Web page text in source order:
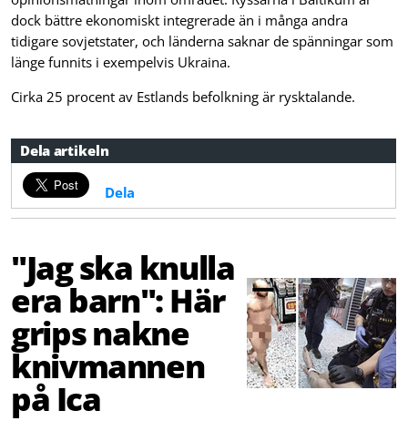
Dela artikeln
Dela
dock bättre ekonomiskt integrerade än i många andra
tidigare sovjetstater, och länderna saknar de spänningar som
länge funnits i exempelvis Ukraina.
Cirka 25 procent av Estlands befolkning är rysktalande.
"Jag ska knulla
era barn": Här
grips nakne
knivmannen
på Ica